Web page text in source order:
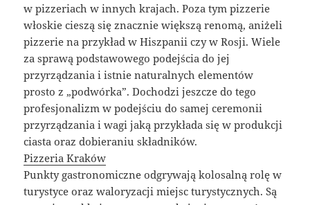
w pizzeriach w innych krajach. Poza tym pizzerie
włoskie cieszą się znacznie większą renomą, aniżeli
pizzerie na przykład w Hiszpanii czy w Rosji. Wiele
za sprawą podstawowego podejścia do jej
przyrządzania i istnie naturalnych elementów
prosto z „podwórka”. Dochodzi jeszcze do tego
profesjonalizm w podejściu do samej ceremonii
przyrządzania i wagi jaką przykłada się w produkcji
ciasta oraz dobieraniu składników.
Pizzeria Kraków
Punkty gastronomiczne odgrywają kolosalną rolę w
turystyce oraz waloryzacji miejsc turystycznych. Są